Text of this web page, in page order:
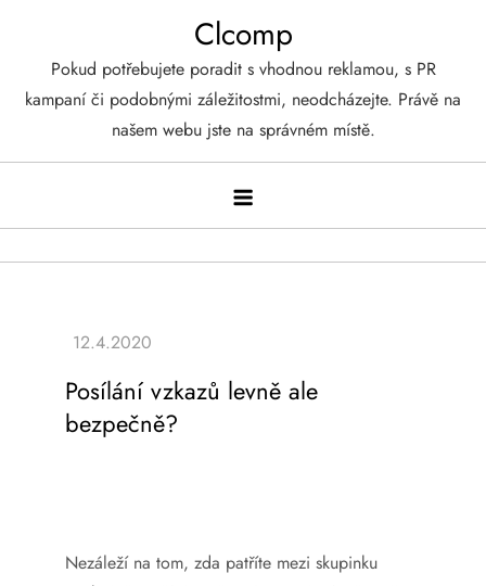
Clcomp
Pokud potřebujete poradit s vhodnou reklamou, s PR
kampaní či podobnými záležitostmi, neodcházejte. Právě na
našem webu jste na správném místě.
Posílání vzkazů levně ale
bezpečně?
Nezáleží na tom, zda patříte mezi skupinku